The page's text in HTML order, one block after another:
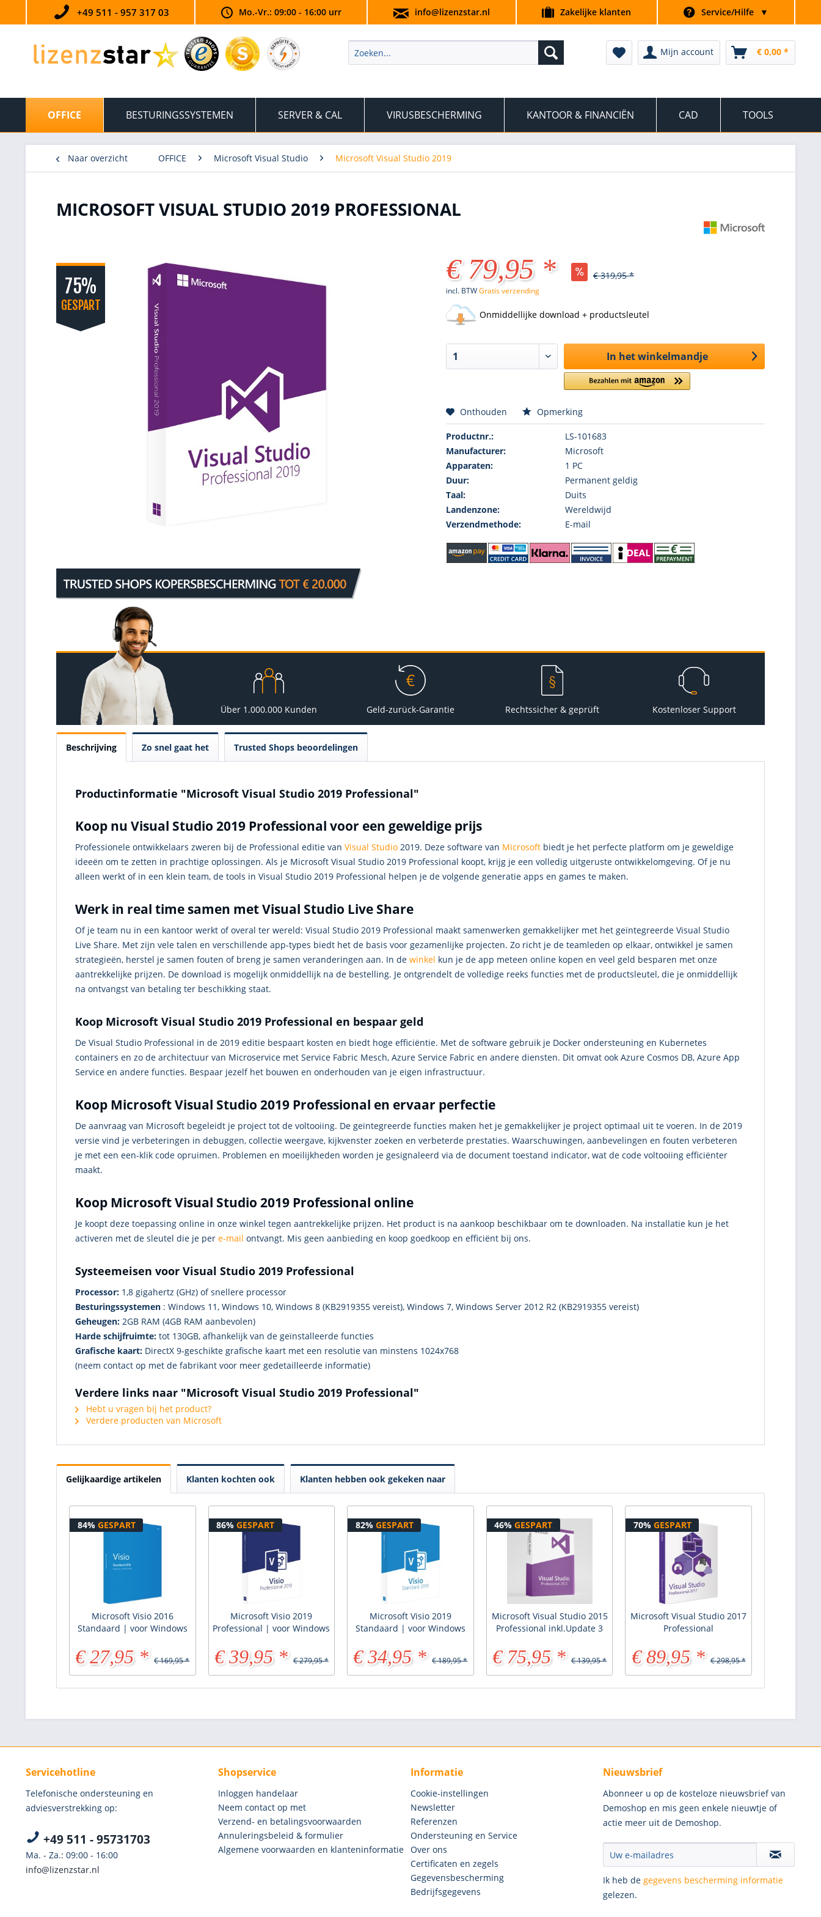
+49 511 - 957 317 03 Mo.-Vr.: 09:00 - 16:00 urr info@lizenzstar.nl Zakelijke klanten Service/Hilfe ▼
Mijn account € 0,00 *
OFFICE BESTURINGSSYSTEMEN SERVER & CAL VIRUSBESCHERMING KANTOOR & FINANCIËN CAD TOOLS
Naar overzicht OFFICE Microsoft Visual Studio Microsoft Visual Studio 2019
MICROSOFT VISUAL STUDIO 2019 PROFESSIONAL
75%
GESPART
€ 79,95 * € 319,95 *
incl. BTWGratis verzending
Onmiddellijke download + productsleutel
In het winkelmandje
Onthouden Opmerking
Productnr.:
LS-101683
Manufacturer:
Microsoft
Apparaten:
1 PC
Duur:
Permanent geldig
Taal:
Duits
Landenzone:
Wereldwijd
Verzendmethode:
E-mail
Über 1.000.000 Kunden Geld-zurück-Garantie Rechtssicher & geprüft Kostenloser Support
Beschrijving Zo snel gaat het Trusted Shops beoordelingen
Productinformatie "Microsoft Visual Studio 2019 Professional"
Koop nu Visual Studio 2019 Professional voor een geweldige prijs
Professionele ontwikkelaars zweren bij de Professional editie van Visual Studio 2019. Deze software van Microsoft biedt je het perfecte platform om je geweldige
ideeën om te zetten in prachtige oplossingen. Als je Microsoft Visual Studio 2019 Professional koopt, krijg je een volledig uitgeruste ontwikkelomgeving. Of je nu
alleen werkt of in een klein team, de tools in Visual Studio 2019 Professional helpen je de volgende generatie apps en games te maken.
Werk in real time samen met Visual Studio Live Share
Of je team nu in een kantoor werkt of overal ter wereld: Visual Studio 2019 Professional maakt samenwerken gemakkelijker met het geïntegreerde Visual Studio
Live Share. Met zijn vele talen en verschillende app-types biedt het de basis voor gezamenlijke projecten. Zo richt je de teamleden op elkaar, ontwikkel je samen
strategieën, herstel je samen fouten of breng je samen veranderingen aan. In de winkel kun je de app meteen online kopen en veel geld besparen met onze
aantrekkelijke prijzen. De download is mogelijk onmiddellijk na de bestelling. Je ontgrendelt de volledige reeks functies met de productsleutel, die je onmiddellijk
na ontvangst van betaling ter beschikking staat.
Koop Microsoft Visual Studio 2019 Professional en bespaar geld
De Visual Studio Professional in de 2019 editie bespaart kosten en biedt hoge efficiëntie. Met de software gebruik je Docker ondersteuning en Kubernetes
containers en zo de architectuur van Microservice met Service Fabric Mesch, Azure Service Fabric en andere diensten. Dit omvat ook Azure Cosmos DB, Azure App
Service en andere functies. Bespaar jezelf het bouwen en onderhouden van je eigen infrastructuur.
Koop Microsoft Visual Studio 2019 Professional en ervaar perfectie
De aanvraag van Microsoft begeleidt je project tot de voltooiing. De geïntegreerde functies maken het je gemakkelijker je project optimaal uit te voeren. In de 2019
versie vind je verbeteringen in debuggen, collectie weergave, kijkvenster zoeken en verbeterde prestaties. Waarschuwingen, aanbevelingen en fouten verbeteren
je met een een-klik code opruimen. Problemen en moeilijkheden worden je gesignaleerd via de document toestand indicator, wat de code voltooiing efficiënter
maakt.
Koop Microsoft Visual Studio 2019 Professional online
Je koopt deze toepassing online in onze winkel tegen aantrekkelijke prijzen. Het product is na aankoop beschikbaar om te downloaden. Na installatie kun je het
activeren met de sleutel die je per e-mail ontvangt. Mis geen aanbieding en koop goedkoop en efficiënt bij ons.
Systeemeisen voor Visual Studio 2019 Professional
Processor: 1,8 gigahertz (GHz) of snellere processor
Besturingssystemen : Windows 11, Windows 10, Windows 8 (KB2919355 vereist), Windows 7, Windows Server 2012 R2 (KB2919355 vereist)
Geheugen: 2GB RAM (4GB RAM aanbevolen)
Harde schijfruimte: tot 130GB, afhankelijk van de geïnstalleerde functies
Grafische kaart: DirectX 9-geschikte grafische kaart met een resolutie van minstens 1024x768
(neem contact op met de fabrikant voor meer gedetailleerde informatie)
Verdere links naar "Microsoft Visual Studio 2019 Professional"
Hebt u vragen bij het product?
Verdere producten van Microsoft
Gelijkaardige artikelen Klanten kochten ook Klanten hebben ook gekeken naar
84% GESPART
Microsoft Visio 2016
Standaard | voor Windows
€ 27,95 * € 169,95 *
86%GESPART
Microsoft Visio 2019
Professional | voor Windows
€ 39,95 * € 279,95 *
82% GESPART
Microsoft Visio 2019
Standaard | voor Windows
€ 34,95 * € 189,95 *
46%GESPART
Microsoft Visual Studio 2015
Professional inkl.Update 3
€ 75,95 * € 139,95 *
70% GESPART
Microsoft Visual Studio 2017
Professional
€ 89,95 * € 298,95 *
Servicehotline
Telefonische ondersteuning en
adviesverstrekking op:
+49 511 - 95731703
Ma. - Za.: 09:00 - 16:00
info@lizenzstar.nl
Shopservice
Inloggen handelaar
Neem contact op met
Verzend- en betalingsvoorwaarden
Annuleringsbeleid & formulier
Algemene voorwaarden en klanteninformatie
Informatie
Cookie-instellingen
Newsletter
Referenzen
Ondersteuning en Service
Over ons
Certificaten en zegels
Gegevensbescherming
Bedrijfsgegevens
Nieuwsbrief
Abonneer u op de kosteloze nieuwsbrief van
Demoshop en mis geen enkele nieuwtje of
actie meer uit de Demoshop.
Ik heb de gegevens bescherming informatie
gelezen.